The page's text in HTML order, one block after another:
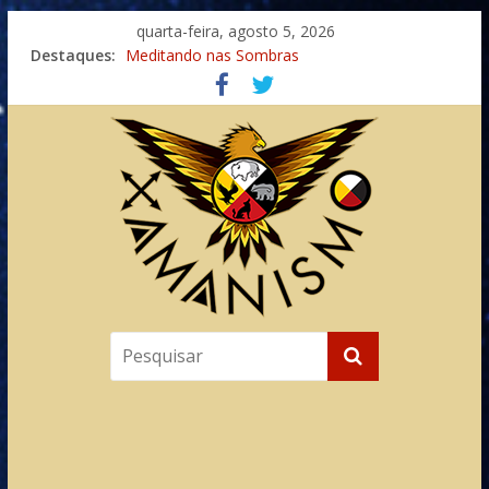
quarta-feira, agosto 5, 2026
Destaques: Meditando nas Sombras
Autosuficiência: A Jornada do Espírito Ancestral
Xamanismo Universal
Totens – Caminho Espiritual – Crescimento
Imaginação na Cura